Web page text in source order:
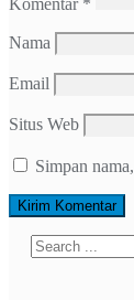
Nama
Email
Situs Web
Simpan